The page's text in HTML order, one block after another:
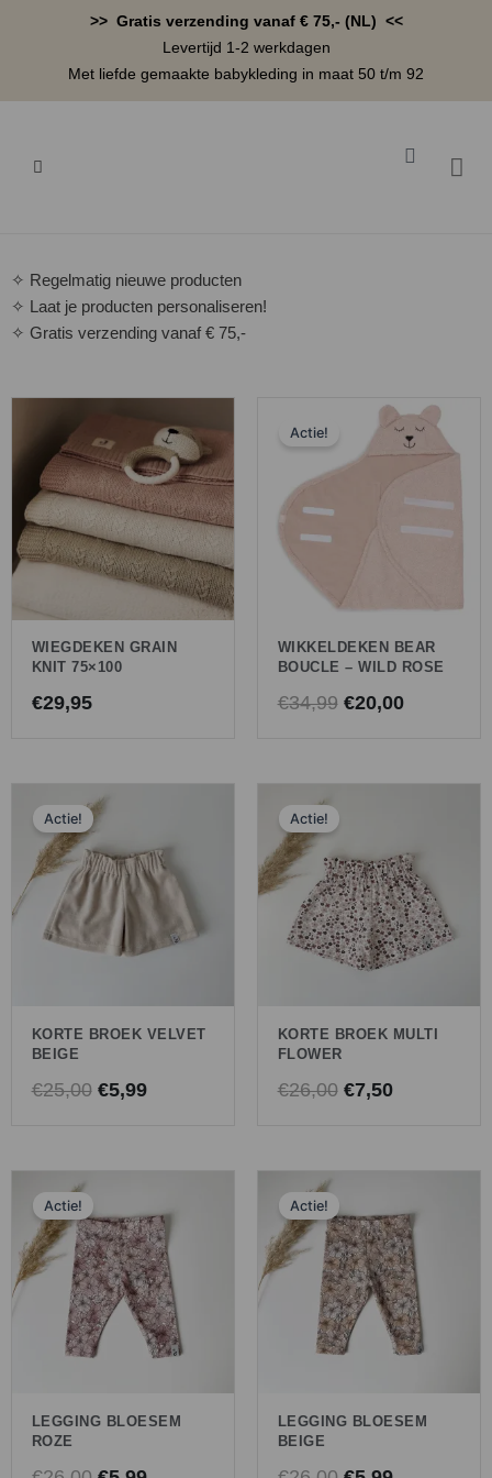
>> Gratis verzending vanaf € 75,- (NL) <<
Levertijd 1-2 werkdagen
Met liefde gemaakte babykleding in maat 50 t/m 92
✧ Regelmatig nieuwe producten
✧ Laat je producten personaliseren!
✧ Gratis verzending vanaf € 75,-
WIEGDEKEN GRAIN
KNIT 75×100
€29,95
Actie!
WIKKELDEKEN BEAR
BOUCLE – WILD ROSE
€34,99
Oorspronkelijke
prijs
was:
€34,99.
€20,00
Huidige
prijs
€20,00.
Actie!
KORTE BROEK VELVET
BEIGE
€25,00
Oorspronkelijke
prijs
was:
€25,00.
€5,99
is:
€5,99.
Actie!
KORTE BROEK MULTI
FLOWER
€26,00
was:
€26,00.
€7,50
is:
€7,50.
Actie!
LEGGING BLOESEM
ROZE
prijs
was:
€26,00.
prijs
is:
€5,99.
Actie!
LEGGING BLOESEM
BEIGE
prijs
was:
€26,00.
prijs
is:
€5,99.